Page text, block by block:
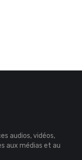
audios, vidéos,
aux médias et au